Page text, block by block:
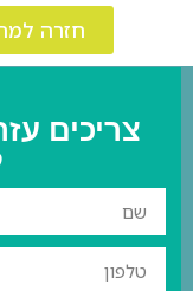
חזרה
צריכים